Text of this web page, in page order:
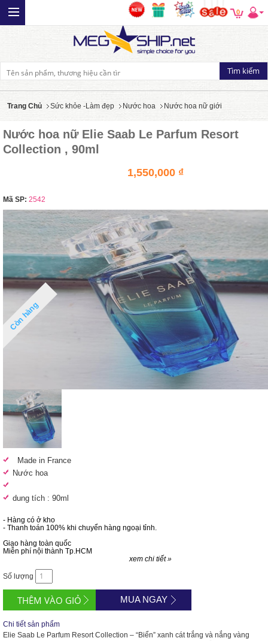
0
Trang Chủ Sức khỏe -Làm đẹp Nước hoa Nước hoa nữ giới
Nước hoa nữ Elie Saab Le Parfum Resort
Collection , 90ml
1,550,000 ₫
Mã SP: 2542
Còn hàng
Made in France
Nước hoa
dung tích : 90ml
- Hàng có ở kho
- Thanh toán 100% khi chuyển hàng ngoại tỉnh.
Giao hàng toàn quốc
Miễn phí nội thành Tp.HCM
xem chi tiết »
Số lượng
MUA NGAY
Chi tiết sản phẩm
Elie Saab Le Parfum Resort Collection – “Biển” xanh cát trắng và nắng vàng